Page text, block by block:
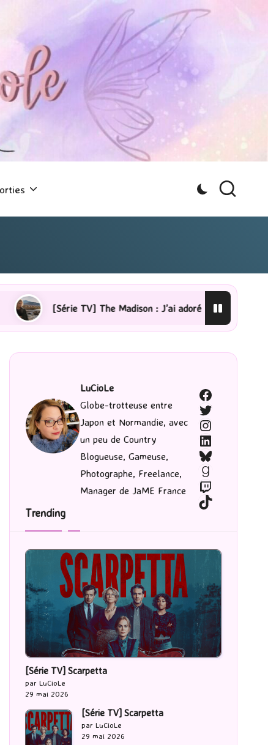
: J’ai adoré ! [Lecture] La femme de
LuCioLe
Globe-trotteuse entre
Japon et Normandie, avec
un peu de Country
Blogueuse, Gameuse,
Photographe, Freelance,
Manager de JaME France
Facebook
Twitter
Instagram
LinkedIn
Bluesky
Goodreads
Twitch
TikTok
Trending
[Série TV] Scarpetta
par LuCioLe
29 mai 2026
[Série TV] Scarpetta
par LuCioLe
29 mai 2026